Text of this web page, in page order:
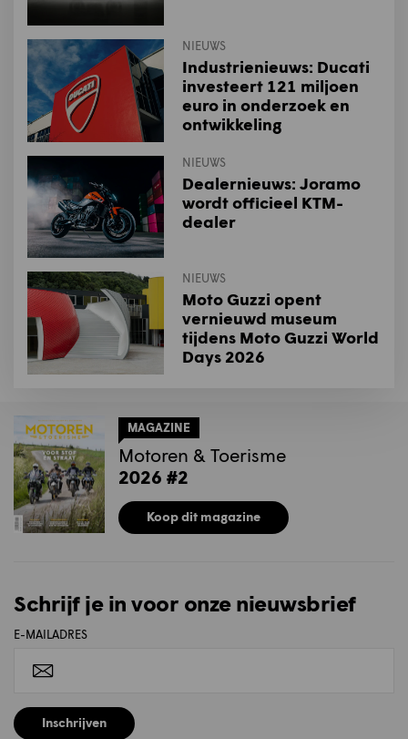
NIEUWS
Industrienieuws: Ducati
investeert 121 miljoen
euro in onderzoek en
ontwikkeling
NIEUWS
Dealernieuws: Joramo
wordt officieel KTM-
dealer
NIEUWS
Moto Guzzi opent
vernieuwd museum
tijdens Moto Guzzi World
Days 2026
MAGAZINE
Motoren & Toerisme
2026 #2
Koop dit magazine
Schrijf je in voor onze nieuwsbrief
E-MAILADRES
Inschrijven